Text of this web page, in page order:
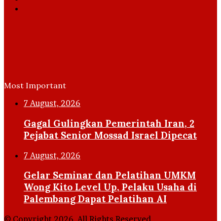
Most Important
7 August, 2026
Gagal Gulingkan Pemerintah Iran, 2
Pejabat Senior Mossad Israel Dipecat
7 August, 2026
Gelar Seminar dan Pelatihan UMKM
Wong Kito Level Up, Pelaku Usaha di
Palembang Dapat Pelatihan AI